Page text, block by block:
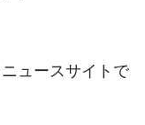
ュースサイトで